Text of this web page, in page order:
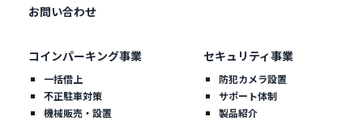
お問い合わせ
コインパーキング事業
一括借上
不正駐車対策
機械販売・設置
セキュリティ事業
防犯カメラ設置
サポート体制
製品紹介